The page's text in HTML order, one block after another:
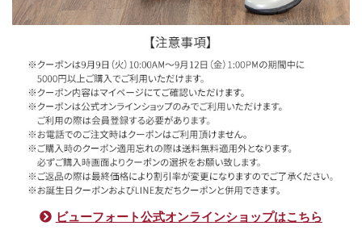
ビューフォート公式オンラインショップはこちら